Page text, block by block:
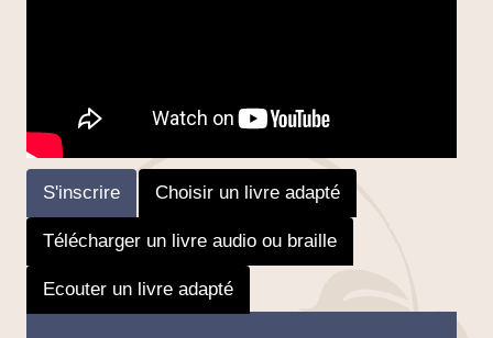
S'inscrire Choisir un livre adapté
Télécharger un livre audio ou braille
Ecouter un livre adapté